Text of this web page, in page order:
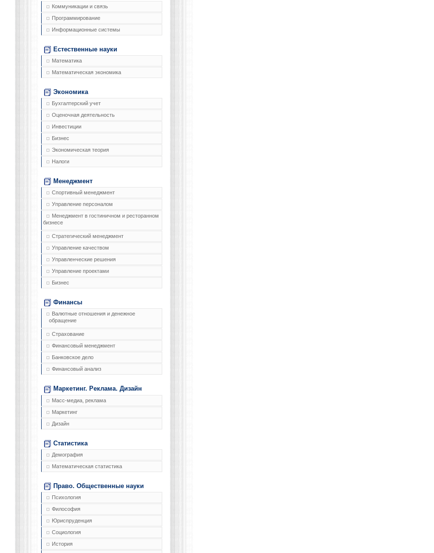
Коммуникации и связь
Программирование
Информационные системы
Естественные науки
Математика
Математическая экономика
Экономика
Бухгалтерский учет
Оценочная деятельность
Инвестиции
Бизнес
Экономическая теория
Налоги
Менеджмент
Спортивный менеджмент
Управление персоналом
Менеджмент в гостиничном и ресторанном
бизнесе
Стратегический менеджмент
Управление качеством
Управленческие решения
Управление проектами
Бизнес
Финансы
Валютные отношения и денежное
обращение
Страхование
Финансовый менеджмент
Банковское дело
Финансовый анализ
Маркетинг. Реклама. Дизайн
Масс-медиа, реклама
Маркетинг
Дизайн
Статистика
Демография
Математическая статистика
Право. Общественные науки
Психология
Философия
Юриспруденция
Социология
История